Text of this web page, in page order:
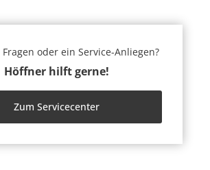
Fragen oder ein Service-Anliegen?
Höffner hilft gerne!
Zum Servicecenter